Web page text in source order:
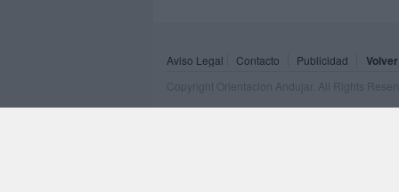
Aviso Legal Contacto Publicidad